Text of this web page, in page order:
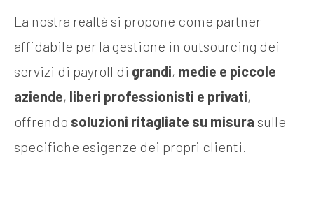
La nostra realtà si propone come partner
affidabile per la gestione in outsourcing dei
servizi di payroll di grandi, medie e piccole
aziende, liberi professionisti e privati,
offrendo soluzioni ritagliate su misura sulle
specifiche esigenze dei propri clienti.